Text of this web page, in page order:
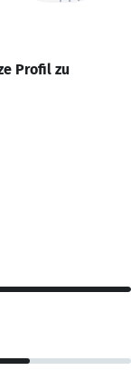
Profil zu